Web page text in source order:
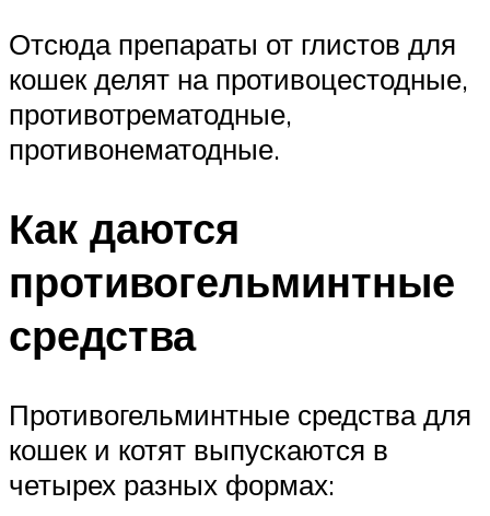
Отсюда препараты от глистов для
кошек делят на противоцестодные,
противотрематодные,
противонематодные.
Как даются
противогельминтные
средства
Противогельминтные средства для
кошек и котят выпускаются в
четырех разных формах: